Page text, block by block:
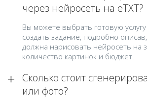
через нейросеть на eTXT?
Вы можете выбрать готовую
создать задание, подробно
должна нарисовать нейросеть на
количество картинок и бюджет.
Сколько стоит
или фото?